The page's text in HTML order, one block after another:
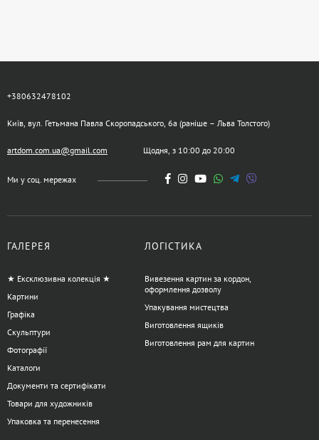
+380632478102
Київ, вул. Гетьмана Павла Скоропадського, 6а (раніше – Льва Толстого)
artdom.com.ua@gmail.com Щодня, з 10:00 до 20:00
Ми у соц. мережах
ГАЛЕРЕЯ
★ Ексклюзивна колекція ★
Картини
Графіка
Скульптури
Фотографії
Каталоги
Документи та сертифікати
Товари для художників
Упаковка та перенесення
ЛОГІСТИКА
Вивезення картин за кордон,
оформлення дозволу
Упакування мистецтва
Виготовлення ящиків
Виготовлення рам для картин